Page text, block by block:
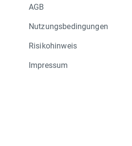
AGB
Nutzungsbedingungen
Risikohinweis
Impressum